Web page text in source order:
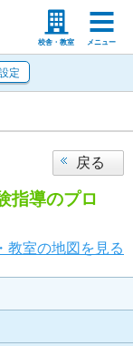
校舎・教室 メニュー
の先生
定
戻る
指導のプロ
教室の地図を見る